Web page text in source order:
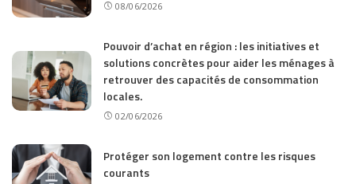
08/06/2026
Pouvoir d’achat en région : les initiatives et
solutions concrètes pour aider les ménages à
retrouver des capacités de consommation
locales.
02/06/2026
Protéger son logement contre les risques
courants